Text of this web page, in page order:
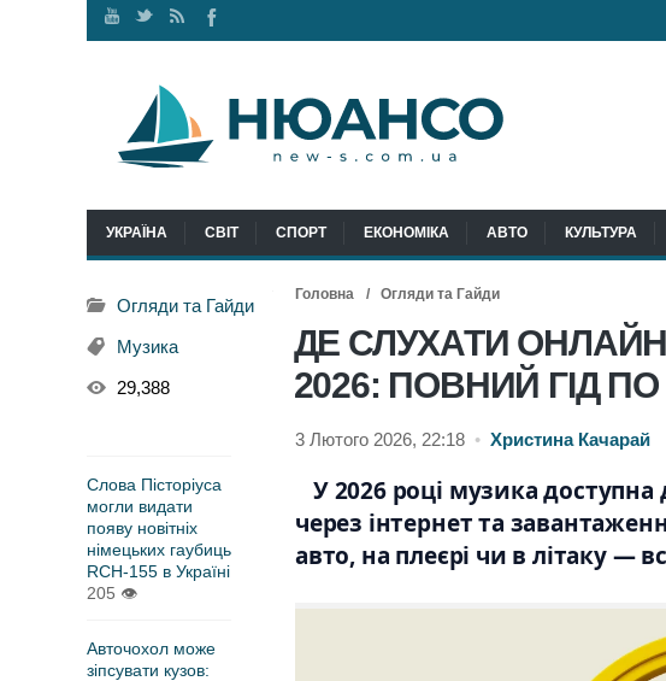
Ми
Facebook
RSS
стрічка
Ми
Twitter
Наш
канал
Youtube
УКРАЇНА СВІТ СПОРТ ЕКОНОМІКА АВТО КУЛЬТУРА
Головна Огляди та Гайди
ДЕ СЛУХАТИ
2026: ПОВНИЙ ГІД ПО
3 Лютого 2026, 22:18 • Христина Качарай
У 2026 році музика
через інтернет та
авто, на плеєрі чи в літаку —
Огляди та Гайди
Музика
29,388
Слова Пісторіуса
могли видати
появу новітніх
німецьких гаубиць
RCH-155 в Україні
205 👁
Авточохол може
зіпсувати кузов: